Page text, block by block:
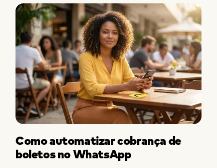
Como automatizar cobrança de
boletos no WhatsApp